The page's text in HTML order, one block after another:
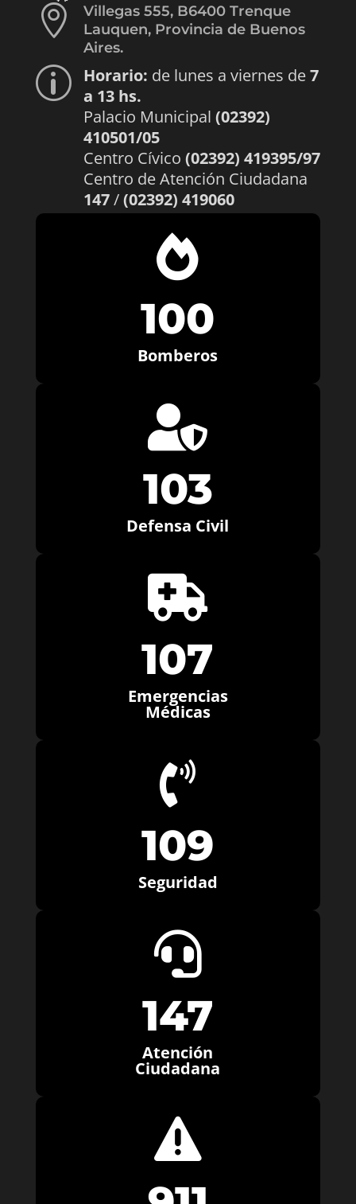

Villegas 555, B6400 Trenque
Lauquen, Provincia de Buenos
Aires.
p Horario: de lunes a viernes de7
a 13 hs.
Palacio Municipal (02392)
410501/05
Centro Cívico (02392) 419395/97
Centro de Atención Ciudadana
147/(02392) 419060

100
Bomberos

103
Defensa Civil

107
Emergencias
Médicas

109
Seguridad

147
Atención
Ciudadana
